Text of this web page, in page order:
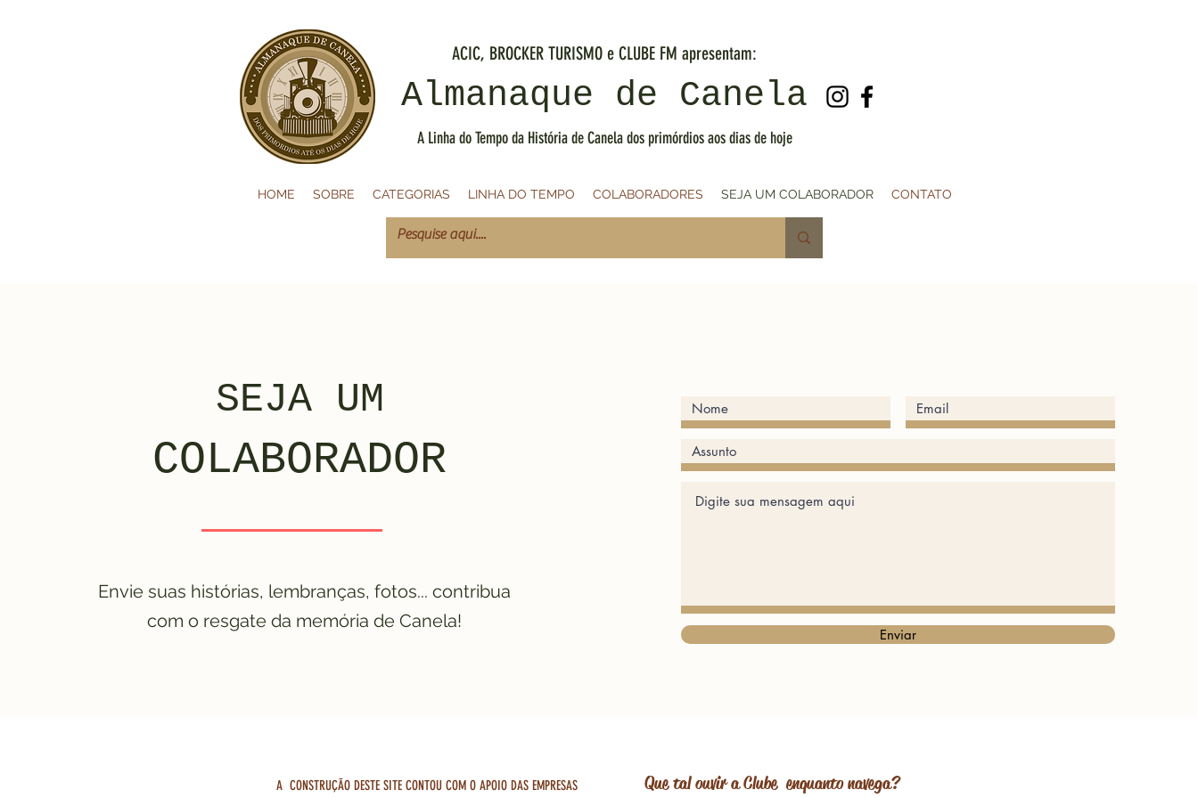
ACIC, BROCKER TURISMO e CLUBE FM apresentam:
Almanaque de Canela
A Linha do Tempo da História de Canela dos primórdios aos dias de hoje
HOME SOBRE CATEGORIAS LINHA DO TEMPO COLABORADORES SEJA UM COLABORADOR CONTATO
SEJA UM
COLABORADOR
Envie suas histórias, lembranças, fotos... contribua
com o resgate da memória de Canela!
Enviar
A CONSTRUÇÃO DESTE SITE CONTOU COM O APOIO DAS EMPRESAS Que tal ouvir a Clube enquanto navega?